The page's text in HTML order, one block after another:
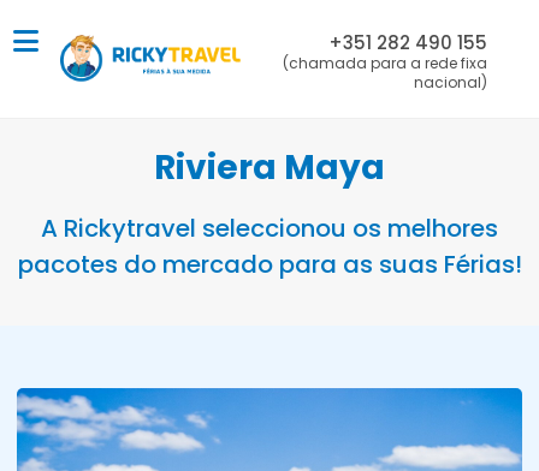
+351 282 490 155
(chamada para a rede fixa
nacional)
Riviera Maya
A Rickytravel seleccionou os melhores
pacotes do mercado para as suas Férias!